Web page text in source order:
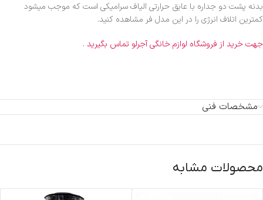
بدنه پشت دو جداره با عایق حرارتی الیاف سرامیکی است که موجب میشود
کمترین اتلاف انرژی را در این مدل فر مشاهده کنید.
جهت خرید از فروشگاه لوازم خانگی آجرلو تماس بگیرید .
مشخصات فنی
محصولات مشابه